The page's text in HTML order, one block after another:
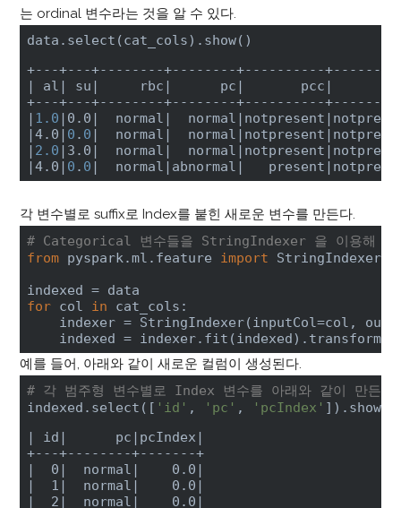
는 ordinal 변수라는 것을 알 수 있다.
data.select(cat_cols).show()
| al| su |     rbc|
      pc
|       pcc|
+---+---+--------+--------+----------
| 1.0 |0.0|
  normal
|  normal| notpresent
|4.0| 0 . 0 |  normal|
  normal
|notpresent|
| 2.0 |3.0|
  normal
|  normal| notpresent
|4.0| 0 . 0 |  normal| abnormal |   present|
각 변수별로 suffix로 Index를 붙힌 새로운 변수를 만든다.
# Categorical 변수들을 StringIndexer 을 이용해
from pyspark.ml.feature import StringIndexer
for col in cat_cols:
indexer = StringIndexer(inputCol=col,
indexed =
예를 들어, 아래와 같이 새로운 컬럼이 생성된다.
# 각 범주형 변수별로 Index 변수를 아래와 같이 만든다
indexed.select([ 'id' , 'pc' , 'pcIndex' ]).show()
| id|
      pc
|pcIndex|
+---+--------+-------+
|  0|
  normal
|    0.0|
|  1|
  normal
|    0.0|
|  2|
  normal
|    0.0|